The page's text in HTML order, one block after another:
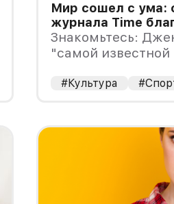
Мир сошел с ума:
журнала Time
Знакомьтесь:
"самой
мира по версии
#Культура